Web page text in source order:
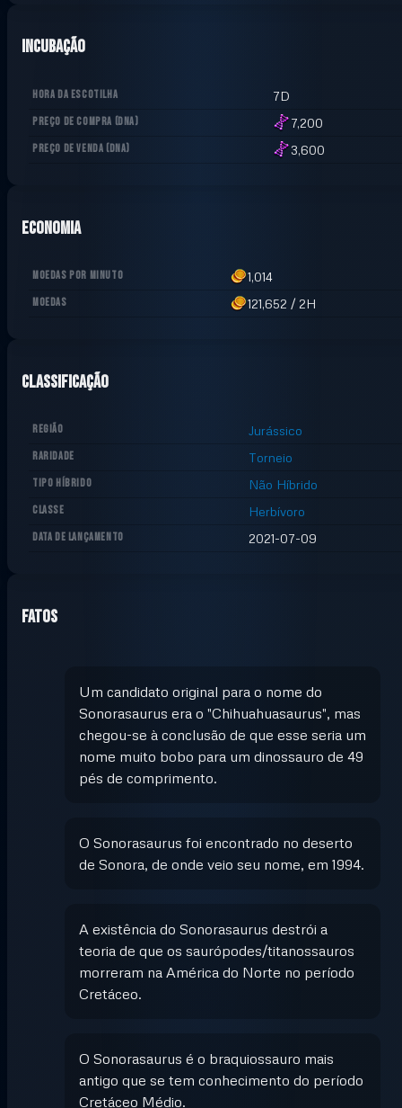
Incubação
HORA DA ESCOTILHA 7D
PREÇO DE COMPRA (DNA) 7,200
PREÇO DE VENDA (DNA) 3,600
Economia
MOEDAS POR MINUTO 1,014
MOEDAS 121,652 / 2H
Classificação
REGIÃO Jurássico
RARIDADE Torneio
TIPO HÍBRIDO Não Híbrido
CLASSE Herbívoro
DATA DE LANÇAMENTO 2021-07-09
Fatos
Um candidato original para o nome do
Sonorasaurus era o "Chihuahuasaurus", mas
chegou-se à conclusão de que esse seria um
nome muito bobo para um dinossauro de 49
pés de comprimento.
O Sonorasaurus foi encontrado no deserto
de Sonora, de onde veio seu nome, em 1994.
A existência do Sonorasaurus destrói a
teoria de que os saurópodes/titanossauros
morreram na América do Norte no período
Cretáceo.
O Sonorasaurus é o braquiossauro mais
antigo que se tem conhecimento do período
Cretáceo Médio.